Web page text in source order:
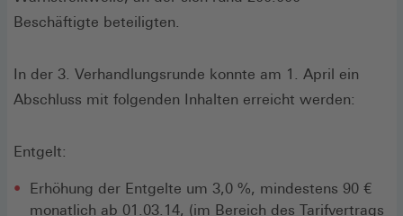
Beschäftigte beteiligten.
In der 3. Verhandlungsrunde konnte am 1. April ein
Abschluss mit folgenden Inhalten erreicht werden:
Entgelt:
Erhöhung der Entgelte um 3,0 %, mindestens 90 €
monatlich ab 01.03.14, (im Bereich des Tarifvertrags